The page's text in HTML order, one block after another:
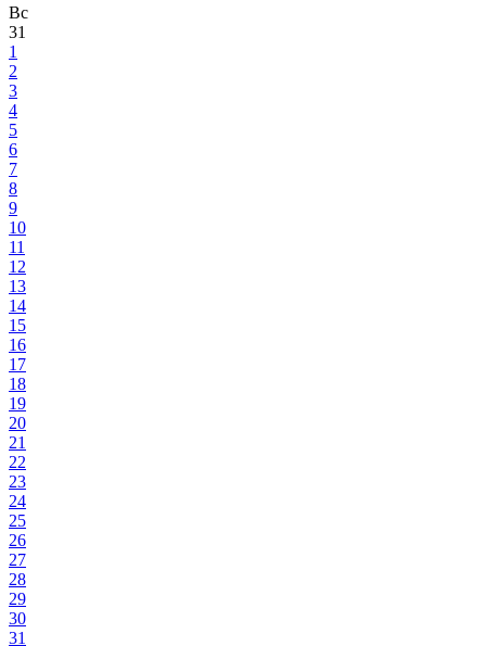
Вс
31
1
2
3
4
5
6
7
8
9
10
11
12
13
14
15
16
17
18
19
20
21
22
23
24
25
26
27
28
29
30
31